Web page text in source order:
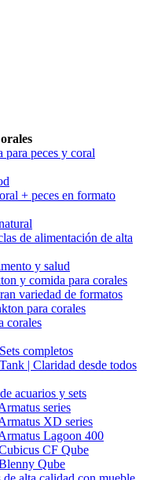
para peces y coral
+ peces en formato
de alimentación de alta
y salud
y comida para corales
variedad de formatos
para corales
corales
completos
| Claridad desde todos
acuarios y sets
series
XD series
Lagoon 400
CF Qube
Qube